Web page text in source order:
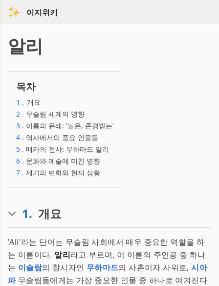
이지위키
알리
목차
1 . 개요
2 . 무슬림 세계의 영향
3 . 이름의 유래: '높은, 존경받는'
4 . 역사에서의 중요 인물들
5 . 메카의 전사: 무하마드 알리
6 . 문화와 예술에 미친 영향
7 . 세기의 변화와 현재 상황
1. 개요
'Ali'라는 단어는 무슬림 사회에서 매우 중요한 역할을 하
는 이름이다. 알리라고 부르며, 이 이름의 주인공 중 하나
는 이슬람의 창시자인 무하마드의 사촌이자 사위로,시아
파무슬림들에게는 가장 중요한 인물 중 하나로 여겨진다